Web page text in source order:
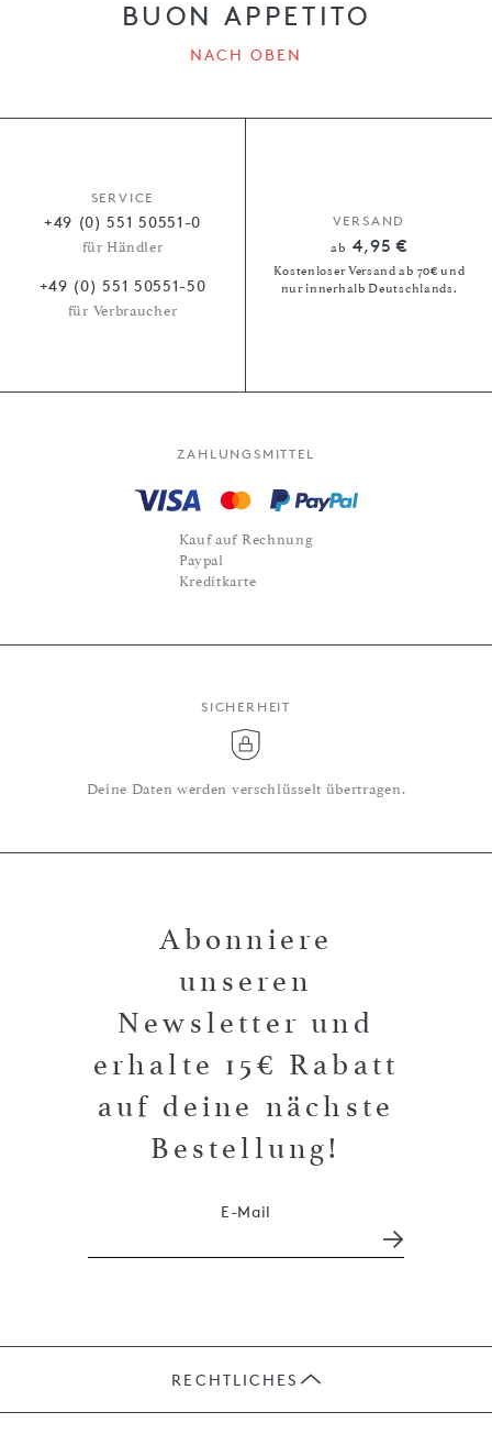
BUON APPETITO
NACH OBEN
SERVICE
+49 (0) 551 50551-0
für Händler
+49 (0) 551 50551-50
für Verbraucher
VERSAND
ab 4,95 €
Kostenloser Versand ab 70€ und
nur innerhalb Deutschlands.
ZAHLUNGSMITTEL
Kauf auf Rechnung
Paypal
Kreditkarte
SICHERHEIT
Deine Daten werden verschlüsselt übertragen.
Abonniere
unseren
Newsletter und
erhalte 15€ Rabatt
auf deine nächste
Bestellung!
E-Mail
RECHTLICHES